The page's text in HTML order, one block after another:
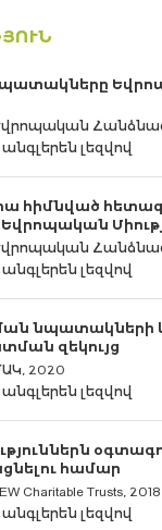
լեզվով
հիմնված
լեզվով
նպատակների
զեկույց
2020
լեզվով
համար
Charitable Trusts, 2018
լեզվով